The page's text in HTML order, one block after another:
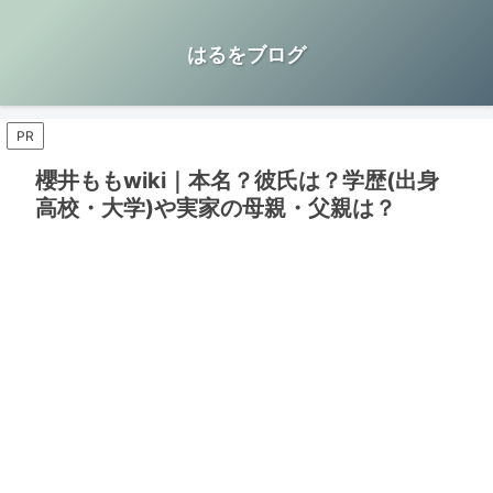
はるをブログ
PR
櫻井ももwiki｜本名？彼氏は？学歴(出身
高校・大学)や実家の母親・父親は？